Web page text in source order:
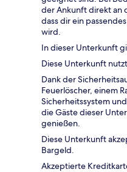
der Ankunft direkt an
dass dir ein
wird.
In dieser Unterkunft
Diese Unterkunft
Dank der
Feuerlöscher, einem
Sicherheitssystem
die Gäste dieser
genießen.
Diese Unterkunft
Bargeld.
Akzeptierte